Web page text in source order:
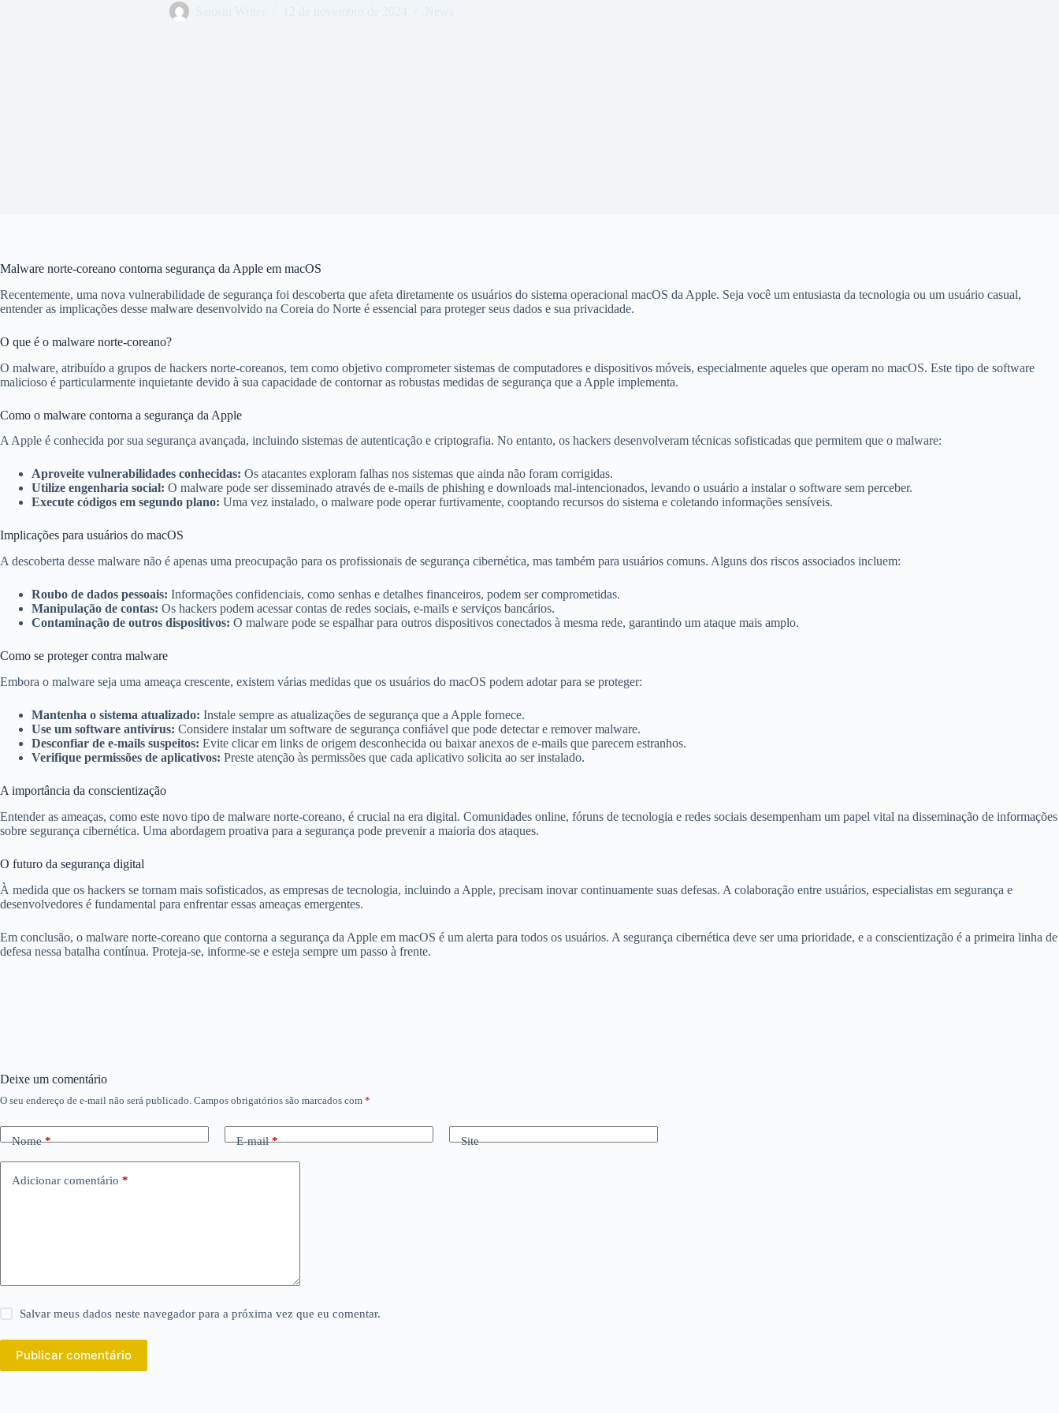
Malware norte-coreano contorna segurança da Apple em macOS
Recentemente, uma nova vulnerabilidade de segurança foi descoberta que afeta diretamente os usuários do sistema operacional macOS da Apple. Seja você um entusiasta da tecnologia ou um usuário casual,
entender as implicações desse malware desenvolvido na Coreia do Norte é essencial para proteger seus dados e sua privacidade.
O que é o malware norte-coreano?
O malware, atribuído a grupos de hackers norte-coreanos, tem como objetivo comprometer sistemas de computadores e dispositivos móveis, especialmente aqueles que operam no macOS. Este tipo de software
malicioso é particularmente inquietante devido à sua capacidade de contornar as robustas medidas de segurança que a Apple implementa.
Como o malware contorna a segurança da Apple
A Apple é conhecida por sua segurança avançada, incluindo sistemas de autenticação e criptografia. No entanto, os hackers desenvolveram técnicas sofisticadas que permitem que o malware:
Aproveite vulnerabilidades conhecidas: Os atacantes exploram falhas nos sistemas que ainda não foram corrigidas.
Utilize engenharia social: O malware pode ser disseminado através de e-mails de phishing e downloads mal-intencionados, levando o usuário a instalar o software sem perceber.
Execute códigos em segundo plano: Uma vez instalado, o malware pode operar furtivamente, cooptando recursos do sistema e coletando informações sensíveis.
Implicações para usuários do macOS
A descoberta desse malware não é apenas uma preocupação para os profissionais de segurança cibernética, mas também para usuários comuns. Alguns dos riscos associados incluem:
Roubo de dados pessoais: Informações confidenciais, como senhas e detalhes financeiros, podem ser comprometidas.
Manipulação de contas: Os hackers podem acessar contas de redes sociais, e-mails e serviços bancários.
Contaminação de outros dispositivos: O malware pode se espalhar para outros dispositivos conectados à mesma rede, garantindo um ataque mais amplo.
Como se proteger contra malware
Embora o malware seja uma ameaça crescente, existem várias medidas que os usuários do macOS podem adotar para se proteger:
Mantenha o sistema atualizado: Instale sempre as atualizações de segurança que a Apple fornece.
Use um software antivírus: Considere instalar um software de segurança confiável que pode detectar e remover malware.
Desconfiar de e-mails suspeitos: Evite clicar em links de origem desconhecida ou baixar anexos de e-mails que parecem estranhos.
Verifique permissões de aplicativos: Preste atenção às permissões que cada aplicativo solicita ao ser instalado.
A importância da conscientização
Entender as ameaças, como este novo tipo de malware norte-coreano, é crucial na era digital. Comunidades online, fóruns de tecnologia e redes sociais desempenham um papel vital na disseminação de informações
sobre segurança cibernética. Uma abordagem proativa para a segurança pode prevenir a maioria dos ataques.
O futuro da segurança digital
À medida que os hackers se tornam mais sofisticados, as empresas de tecnologia, incluindo a Apple, precisam inovar continuamente suas defesas. A colaboração entre usuários, especialistas em segurança e
desenvolvedores é fundamental para enfrentar essas ameaças emergentes.
Em conclusão, o malware norte-coreano que contorna a segurança da Apple em macOS é um alerta para todos os usuários. A segurança cibernética deve ser uma prioridade, e a conscientização é a primeira linha de
defesa nessa batalha contínua. Proteja-se, informe-se e esteja sempre um passo à frente.
Deixe um comentário
O seu endereço de e-mail não será publicado. Campos obrigatórios são marcados com *
Nome* E-mail* Site
Adicionar comentário *
Salvar meus dados neste navegador para a próxima vez que eu comentar.
Publicar comentário